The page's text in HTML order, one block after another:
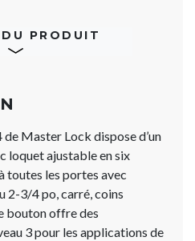
PRODUIT
Master Lock dispose d’un
loquet ajustable en six
toutes les portes avec
2-3/4 po, carré, coins
bouton offre des
3 pour les applications de